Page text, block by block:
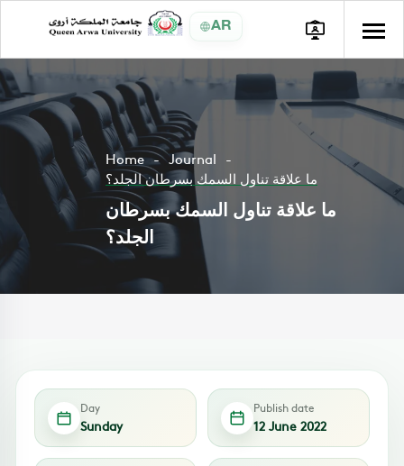
AR
Home
Journal
ما علاقة تناول السمك بسرطان الجلد؟
ما علاقة تناول السمك بسرطان
الجلد؟
Day
Sunday
Publish date
12 June 2022